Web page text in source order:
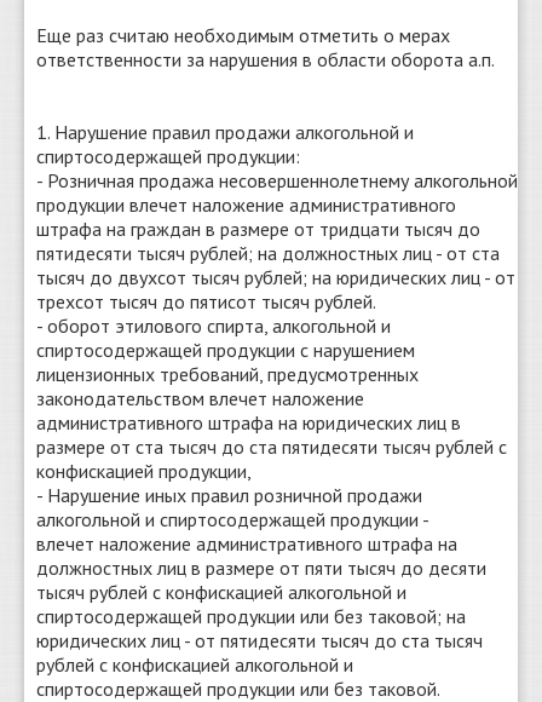
Еще раз считаю необходимым отметить о мерах
ответственности за нарушения в области оборота а.п.
1. Нарушение правил продажи алкогольной и
спиртосодержащей продукции:
- Розничная продажа несовершеннолетнему алкогольной
продукции влечет наложение административного
штрафа на граждан в размере от тридцати тысяч до
пятидесяти тысяч рублей; на должностных лиц - от ста
тысяч до двухсот тысяч рублей; на юридических лиц - от
трехсот тысяч до пятисот тысяч рублей.
- оборот этилового спирта, алкогольной и
спиртосодержащей продукции с нарушением
лицензионных требований, предусмотренных
законодательством влечет наложение
административного штрафа на юридических лиц в
размере от ста тысяч до ста пятидесяти тысяч рублей с
конфискацией продукции,
- Нарушение иных правил розничной продажи
алкогольной и спиртосодержащей продукции -
влечет наложение административного штрафа на
должностных лиц в размере от пяти тысяч до десяти
тысяч рублей с конфискацией алкогольной и
спиртосодержащей продукции или без таковой; на
юридических лиц - от пятидесяти тысяч до ста тысяч
рублей с конфискацией алкогольной и
спиртосодержащей продукции или без таковой.